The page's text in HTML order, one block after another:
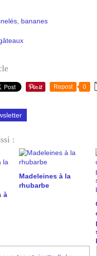
bananes
Repost 0
:
à
Madeleines à la
rhubarbe